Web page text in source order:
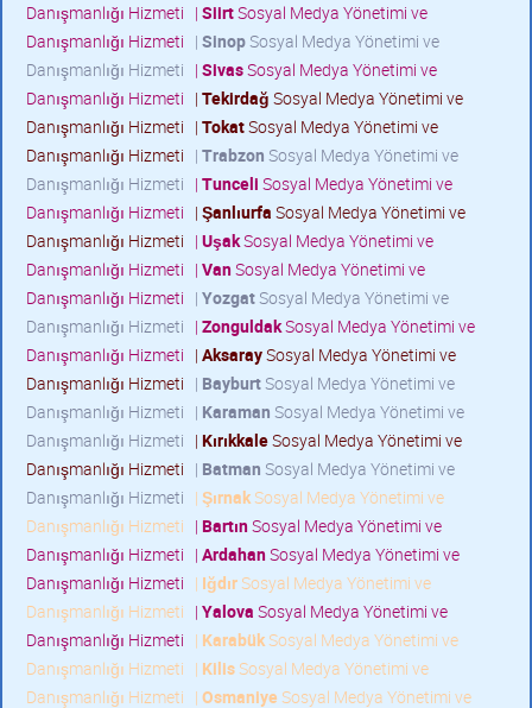
Danışmanlığı Hizmeti | SiirtSosyal Medya Yönetimi ve
Danışmanlığı Hizmeti | SinopSosyal Medya Yönetimi ve
Danışmanlığı Hizmeti | SivasSosyal Medya Yönetimi ve
Danışmanlığı Hizmeti | Tekirdağ Sosyal Medya Yönetimi ve
Danışmanlığı Hizmeti | TokatSosyal Medya Yönetimi ve
Danışmanlığı Hizmeti | Trabzon Sosyal Medya Yönetimi ve
Danışmanlığı Hizmeti | Tunceli Sosyal Medya Yönetimi ve
Danışmanlığı Hizmeti | Şanlıurfa Sosyal Medya Yönetimi ve
Danışmanlığı Hizmeti | UşakSosyal Medya Yönetimi ve
Danışmanlığı Hizmeti | VanSosyal Medya Yönetimi ve
Danışmanlığı Hizmeti | YozgatSosyal Medya Yönetimi ve
Danışmanlığı Hizmeti | ZonguldakSosyal Medya Yönetimi ve
Danışmanlığı Hizmeti | AksaraySosyal Medya Yönetimi ve
Danışmanlığı Hizmeti | BayburtSosyal Medya Yönetimi ve
Danışmanlığı Hizmeti | Karaman Sosyal Medya Yönetimi ve
Danışmanlığı Hizmeti | KırıkkaleSosyal Medya Yönetimi ve
Danışmanlığı Hizmeti | Batman Sosyal Medya Yönetimi ve
Danışmanlığı Hizmeti | ŞırnakSosyal Medya Yönetimi ve
Danışmanlığı Hizmeti | BartınSosyal Medya Yönetimi ve
Danışmanlığı Hizmeti | ArdahanSosyal Medya Yönetimi ve
Danışmanlığı Hizmeti | IğdırSosyal Medya Yönetimi ve
Danışmanlığı Hizmeti | Yalova Sosyal Medya Yönetimi ve
Danışmanlığı Hizmeti | KarabükSosyal Medya Yönetimi ve
Danışmanlığı Hizmeti | KilisSosyal Medya Yönetimi ve
Danışmanlığı Hizmeti | Osmaniye Sosyal Medya Yönetimi ve